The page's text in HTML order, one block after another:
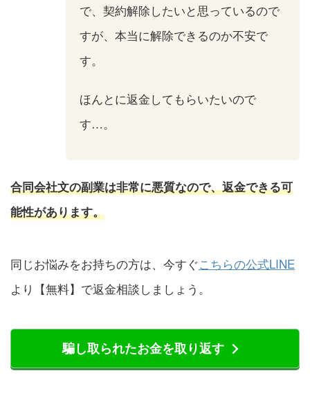
で、契約解除したいと思っているので
すが、本当に解除できるのか不安で
す。
ほんとに返金してもらいたいので
す…。
合同会社文の副業は非常に悪質なので、返金できる可
能性があります。
同じお悩みをお持ちの方は、今すぐこちらの公式LINE
より【無料】で返金相談しましょう。
騙し取られたお金を取り返す